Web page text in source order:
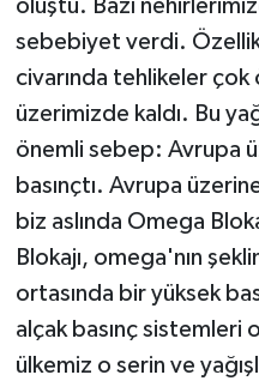
oluştu. Bazı
sebebiyet verdi.
civarında tehlikeler çok
üzerimizde kaldı. Bu
önemli sebep: Avrupa
basınçtı. Avrupa
biz aslında Omega
Blokajı, omega'nın
ortasında bir yüksek
alçak basınç sistemleri
ülkemiz o serin ve